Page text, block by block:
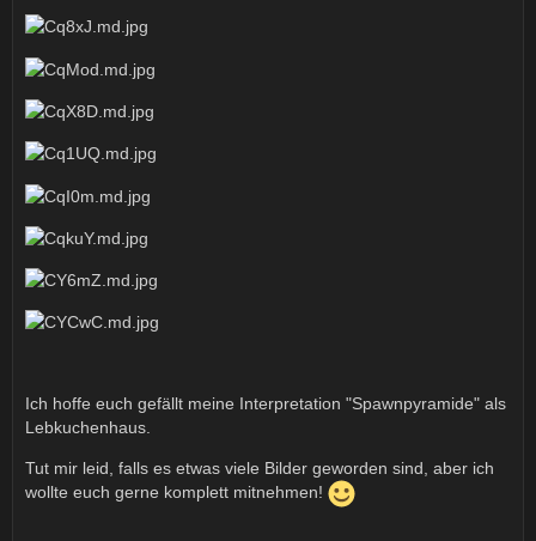
Ich hoffe euch gefällt meine Interpretation "Spawnpyramide" als
Lebkuchenhaus.
Tut mir leid, falls es etwas viele Bilder geworden sind, aber ich
wollte euch gerne komplett mitnehmen!